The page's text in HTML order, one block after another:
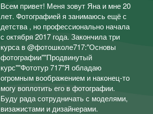
Всем привет! Меня зовут Яна и мне 20
лет. Фотографией я занимаюсь ещё с
детства , но профессионально начала
с октября 2017 года. Закончила три
курса в @фотошколе717:"Основы
фотографии""Продвинутый
курс""Фототур 717"Я обладаю
огромным воображением и наконец-то
могу воплотить его в фотографии.
Буду рада сотрудничать с моделями,
визажистами и дизайнерами.